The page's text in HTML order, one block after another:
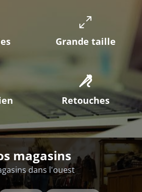
Grande taille
Retouches
magasins
dans l'ouest